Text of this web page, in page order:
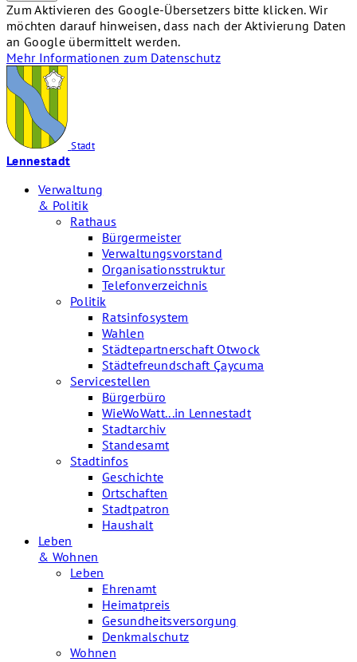
Zum Aktivieren des Google-Übersetzers bitte klicken. Wir
möchten darauf hinweisen, dass nach der Aktivierung Daten
an Google übermittelt werden.
Mehr Informationen zum Datenschutz
Stadt
Lennestadt
Verwaltung
& Politik
Rathaus
Bürgermeister
Verwaltungsvorstand
Organisationsstruktur
Telefonverzeichnis
Politik
Ratsinfosystem
Wahlen
Städtepartnerschaft Otwock
Städtefreundschaft Çaycuma
Servicestellen
Bürgerbüro
WieWoWatt...in Lennestadt
Stadtarchiv
Standesamt
Stadtinfos
Geschichte
Ortschaften
Stadtpatron
Haushalt
Leben
& Wohnen
Leben
Ehrenamt
Heimatpreis
Gesundheitsversorgung
Denkmalschutz
Wohnen